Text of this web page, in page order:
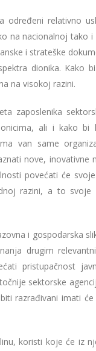
određeni relativno
na nacionalnoj tako
i strateške
dionika. Kako
na visokoj razini.
zaposlenika
ali i kako
van same
nove,
povećati će
razini, a to
i gospodarska
drugim
pristupačnost
sektorske
razrađivani imati
koristi koje će iz